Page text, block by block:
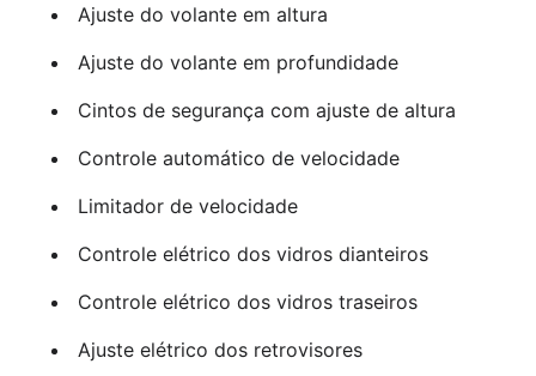
Ajuste do volante em altura
Ajuste do volante em profundidade
Cintos de segurança com ajuste de altura
Controle automático de velocidade
Limitador de velocidade
Controle elétrico dos vidros dianteiros
Controle elétrico dos vidros traseiros
Ajuste elétrico dos retrovisores